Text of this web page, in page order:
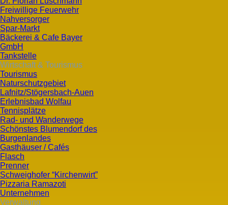
Freiwillige Feuerwehr
Nahversorger
Spar-Markt
Bäckerei & Cafe Bayer
GmbH
Tankstelle
Wirtschaft & Tourismus
Tourismus
Naturschutzgebiet
Lafnitz/Stögersbach-Auen
Erlebnisbad Wolfau
Tennisplätze
Rad- und Wanderwege
Schönstes Blumendorf des
Burgenlandes
Gasthäuser / Cafés
Flasch
Prenner
Schweighofer “Kirchenwirt”
Pizzaria Ramazoti
Unternehmen
Verwaltung